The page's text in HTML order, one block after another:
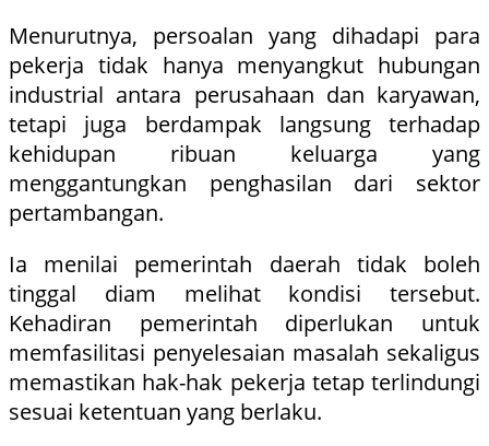
Menurutnya, persoalan yang dihadapi para
pekerja tidak hanya menyangkut hubungan
industrial antara perusahaan dan karyawan,
tetapi juga berdampak langsung terhadap
kehidupan ribuan keluarga yang
menggantungkan penghasilan dari sektor
pertambangan.
Ia menilai pemerintah daerah tidak boleh
tinggal diam melihat kondisi tersebut.
Kehadiran pemerintah diperlukan untuk
memfasilitasi penyelesaian masalah sekaligus
memastikan hak-hak pekerja tetap terlindungi
sesuai ketentuan yang berlaku.